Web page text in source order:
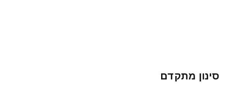
סינון מתקדם